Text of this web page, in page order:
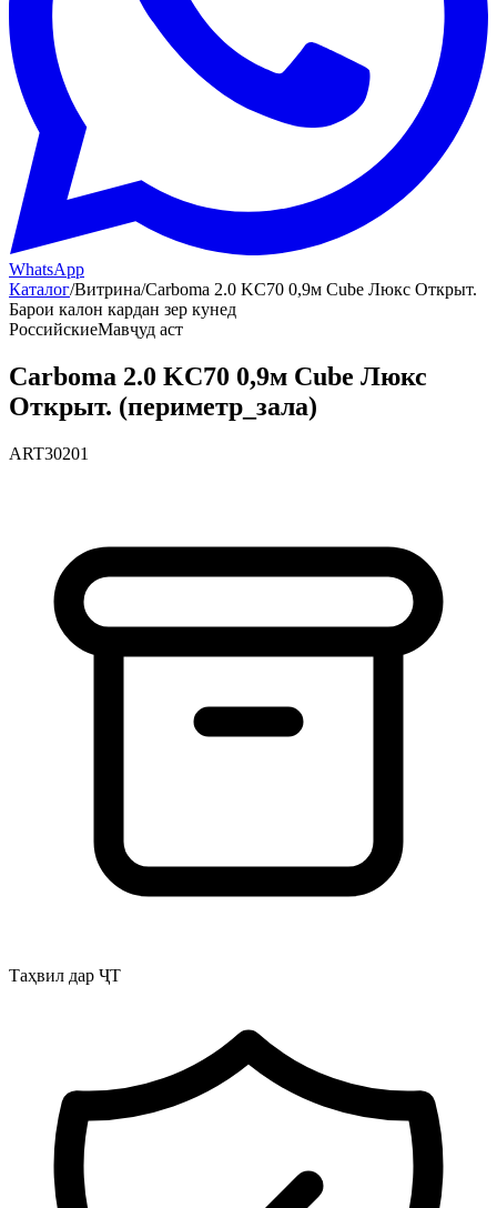
WhatsApp
Каталог/Витрина/Carboma 2.0 KC70 0,9м Cube Люкс Открыт.
Барои калон кардан зер кунед
РоссийскиеМавҷуд аст
Carboma 2.0 KC70 0,9м Cube Люкс
Открыт. (периметр_зала)
ART30201
Таҳвил дар ҶТ